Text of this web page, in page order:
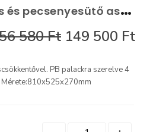
4
égős PB Lángos és pecsenyesütő asztali
580 Ft 149 500 Ft
PB palackra szerelve 4